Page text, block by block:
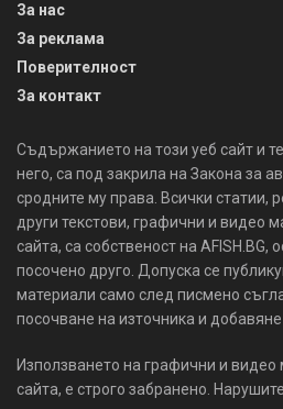
За нас
За реклама
Поверителност
За контакт
Съдържанието на този уеб сайт и
него, са под закрила на Закона за
сродните му права. Всички статии,
други текстови, графични и видео
сайта, са собственост на AFISH.BG,
посочено друго. Допуска се
материали само след писмено
посочване на източника и
Използването на графични и видео
сайта, е строго забранено.